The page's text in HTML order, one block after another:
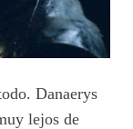
Danaerys
lejos de